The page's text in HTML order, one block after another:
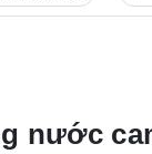
nước